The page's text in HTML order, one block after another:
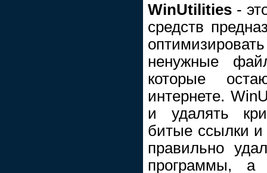
WinUtilities -
средств
ненужные
которые
интернете.
и удалять
битые ссылки
правильно
программы, а